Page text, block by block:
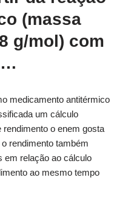
(massa
g/mol) com
medicamento antitérmico
um cálculo
o enem gosta
rendimento também
em relação ao cálculo
ao mesmo tempo